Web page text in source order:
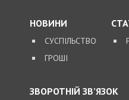
НОВИНИ
СУСПІЛЬСТВО
ГРОШІ
ЗВОРОТНІЙ ЗВ’ЯЗОК